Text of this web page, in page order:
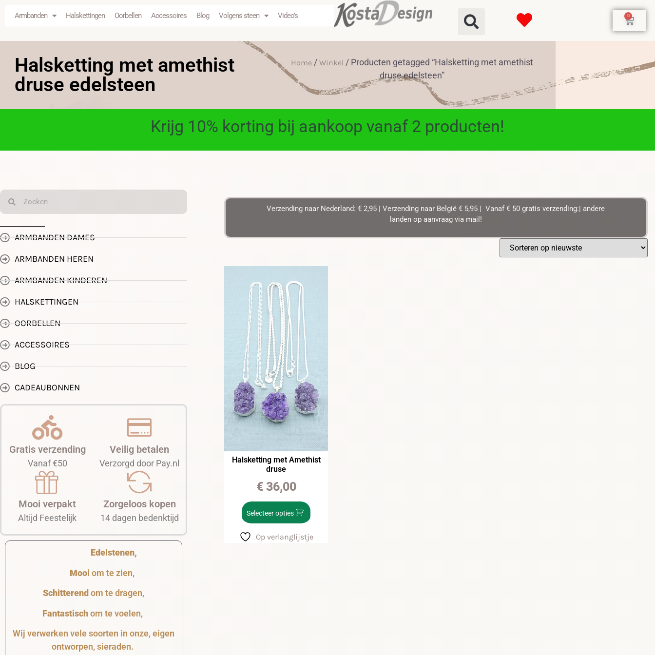
Armbanden Halskettingen Oorbellen Accessoires Blog Volgens steen Video’s 0
Halsketting met amethist
druse edelsteen
Home/ Winkel / Producten getagged “Halsketting met amethist
druse edelsteen”
Krijg 10% korting bij aankoop vanaf 2 producten!
ARMBANDEN DAMES
ARMBANDEN HEREN
ARMBANDEN KINDEREN
HALSKETTINGEN
OORBELLEN
ACCESSOIRES
BLOG
CADEAUBONNEN
Gratis verzending
Vanaf €50
Mooi verpakt
Altijd Feestelijk
Veilig betalen
Verzorgd door Pay.nl
Zorgeloos kopen
14 dagen bedenktijd
Edelstenen,
Mooi om te zien,
Schitterend om te dragen,
Fantastischom te voelen,
Wij verwerken vele soorten in onze, eigen
ontworpen, sieraden.
Verzending naar Nederland: € 2,95 | Verzending naar België € 5,95 | Vanaf € 50 gratis verzending:| andere
landen op aanvraag via mail!
Halsketting met Amethist
druse
€36,00
Selecteer opties
Op verlanglijstje